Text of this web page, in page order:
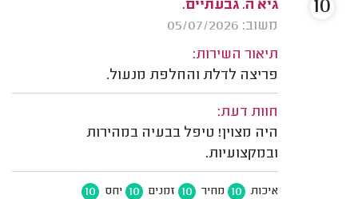
גיא ה. גבעתיים.
משוב: 05/07/2026
תיאור השירות:
פריצה לדלת והחלפת מנעול.
חוות דעת:
היה מצוין! טיפל בבעיה במהירות
ובמקצועיות.
איכות 10 מחיר 10 זמנים 10 יחס 10
10